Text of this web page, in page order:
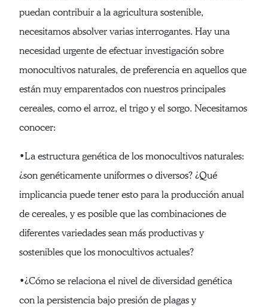
puedan contribuir a la agricultura sostenible,
necesitamos absolver varias interrogantes. Hay una
necesidad urgente de efectuar investigación sobre
monocultivos naturales, de preferencia en aquellos que
están muy emparentados con nuestros principales
cereales, como el arroz, el trigo y el sorgo. Necesitamos
conocer:
•La estructura genética de los monocultivos naturales:
¿son genéticamente uniformes o diversos? ¿Qué
implicancia puede tener esto para la producción anual
de cereales, y es posible que las combinaciones de
diferentes variedades sean más productivas y
sostenibles que los monocultivos actuales?
•¿Cómo se relaciona el nivel de diversidad genética
con la persistencia bajo presión de plagas y